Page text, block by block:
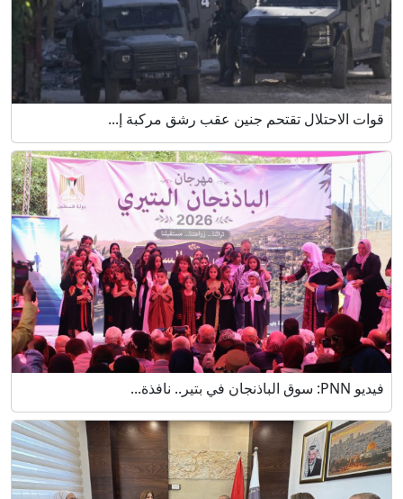
قوات الاحتلال تقتحم جنين عقب رشق مركبة إ...
فيديو PNN: سوق الباذنجان في بتير.. نافذة...